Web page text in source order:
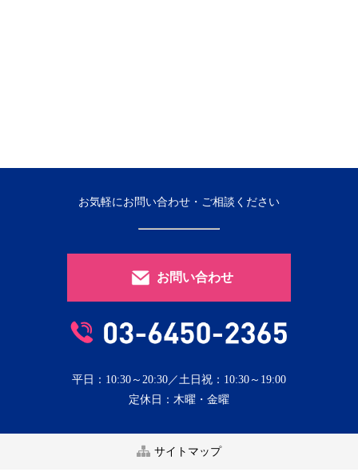
お気軽にお問い合わせ・ご相談ください
お問い合わせ
平日：10:30～20:30／土日祝：10:30～19:00
定休日：木曜・金曜
サイトマップ